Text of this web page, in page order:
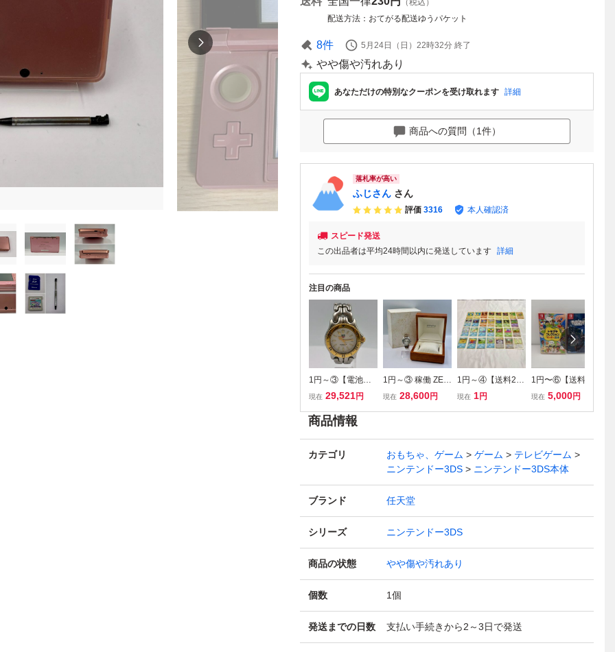
（税込）
配送方法
おてがる配送ゆうパケット
8件 5月24日（日）22時32分 終了
やや傷や汚れあり
あなただけの特別なクーポンを受け取れます 詳細
商品への質問（1件）
落札率が高い
ふじさん さん
評価 3316 本人確認済
スピード発送
この出品者は平均24時間以内に発送しています 詳細
注目の商品
1円～③【電池交
換済】稼働 TAG H
ー セル プロフェ
ッショナル 200m
S95.815 コンビ 白
文字盤 デイト レ
現在 29,521円
1円～③ 稼働 ZENI
TH ゼニス 腕時計
4002 内外箱付き
クロノメーター 裏
スケ #④09
現在 28,600円
1円～④【送料230
円】ポケモンカー
ンのピカチュウ ラ
プラス イーブイ #
④17
現在 1円
1円〜⑥【送料230
円】 Nintendo Swi
ワク生活 Pokmon
LEGENDS Z-A #
④103
現在 5,000円
商品情報
カテゴリ おもちゃ、ゲーム ゲーム
テレビゲーム
ニンテンドー3DS
ニンテンドー3DS本体
ブランド 任天堂
シリーズ ニンテンドー3DS
商品の状態 やや傷や汚れあり
個数 1個
発送までの日数 支払い手続きから2～3日で発送